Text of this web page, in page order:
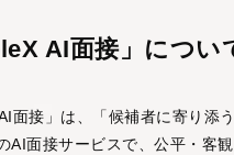
AI面接」につい
面接」は、「候補者に寄り添
AI面接サービスで、公平・客